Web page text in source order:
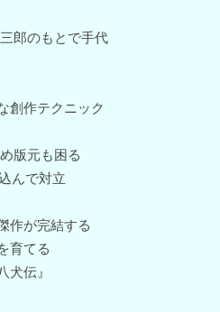
郎のもとで手代
創作テクニック
版元も困る
んで対立
作が完結する
育てる
伝』